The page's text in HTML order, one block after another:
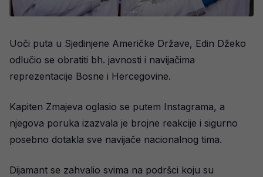
Uoči puta u Sjedinjene Američke Države, Edin Džeko
odlučio se obratiti bh. javnosti i navijačima
reprezentacije Bosne i Hercegovine.
Kapiten Zmajeva oglasio se putem Instagrama, a
njegova poruka izazvala je brojne reakcije i sigurno
posebno dotakla sve navijače nacionalnog tima.
Dijamant se zahvalio svima na podršci koju su